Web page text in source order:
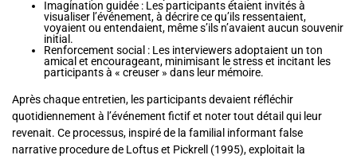
Imagination guidée : Les participants étaient invités à
visualiser l’événement, à décrire ce qu’ils ressentaient,
voyaient ou entendaient, même s’ils n’avaient aucun souvenir
initial.
Renforcement social : Les interviewers adoptaient un ton
amical et encourageant, minimisant le stress et incitant les
participants à « creuser » dans leur mémoire.
Après chaque entretien, les participants devaient réfléchir
quotidiennement à l’événement fictif et noter tout détail qui leur
revenait. Ce processus, inspiré de la familial informant false
narrative procedure de Loftus et Pickrell (1995), exploitait la